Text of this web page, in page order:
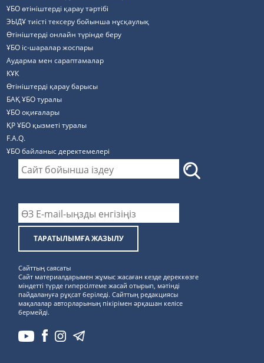
ҰБО өтініштерді қарау тәртібі
ЭЫДҰ тиісті тексеру бойынша нұсқаулық
Өтініштерді онлайн түрінде беру
ҰБО іс-шаралар жоспары
Аударма мен сараптамалар
КҰК
Өтініштерді қарау барысы
БАҚ ҰБО туралы
ҰБО оқиғалары
ҚР ҰБО қызметі туралы
F.A.Q.
ҰБО байланыс деректемелерi
ТАРАТЫЛЫМҒА ЖАЗЫЛУ
Сайттың саясаты
Сайт материалдарымен жұмыс жасаған кезде дереккөзге
міндетті түрде гиперсілтеме жасай отырып, мәтінді
пайдалануға рұқсат беріледі. Сайттың редакциясы
мақалалар авторларының пікірімен әрқашан келісе
бермейді.